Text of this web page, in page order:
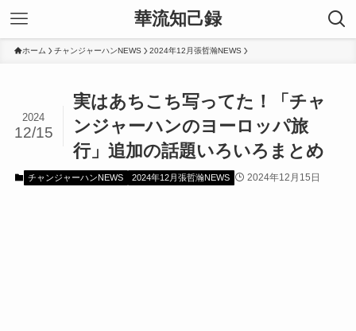
華流知己録
ホーム チャンジャーハンNEWS 2024年12月張哲瀚NEWS
実はあちこち写ってた！「チャ
ンジャーハンのヨーロッパ旅
行」追加の話題いろいろまとめ
2024
12/15
チャンジャーハンNEWS 2024年12月張哲瀚NEWS 2024年12月15日